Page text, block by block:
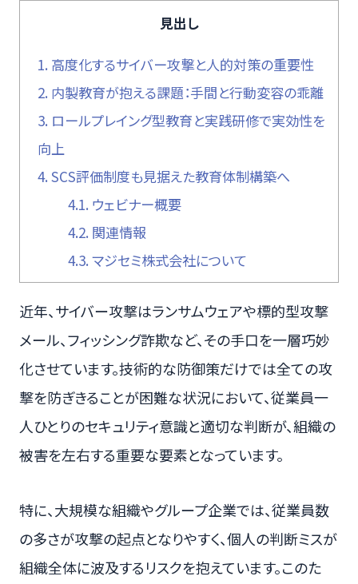
見出し
1. 高度化するサイバー攻撃と人的対策の重要性
2. 内製教育が抱える課題：手間と行動変容の乖離
3. ロールプレイング型教育と実践研修で実効性を
向上
4. SCS評価制度も見据えた教育体制構築へ
4.1. ウェビナー概要
4.2. 関連情報
4.3. マジセミ株式会社について
近年、サイバー攻撃はランサムウェアや標的型攻撃
メール、フィッシング詐欺など、その手口を一層巧妙
化させています。技術的な防御策だけでは全ての攻
撃を防ぎきることが困難な状況において、従業員一
人ひとりのセキュリティ意識と適切な判断が、組織の
被害を左右する重要な要素となっています。
特に、大規模な組織やグループ企業では、従業員数
の多さが攻撃の起点となりやすく、個人の判断ミスが
組織全体に波及するリスクを抱えています。このた